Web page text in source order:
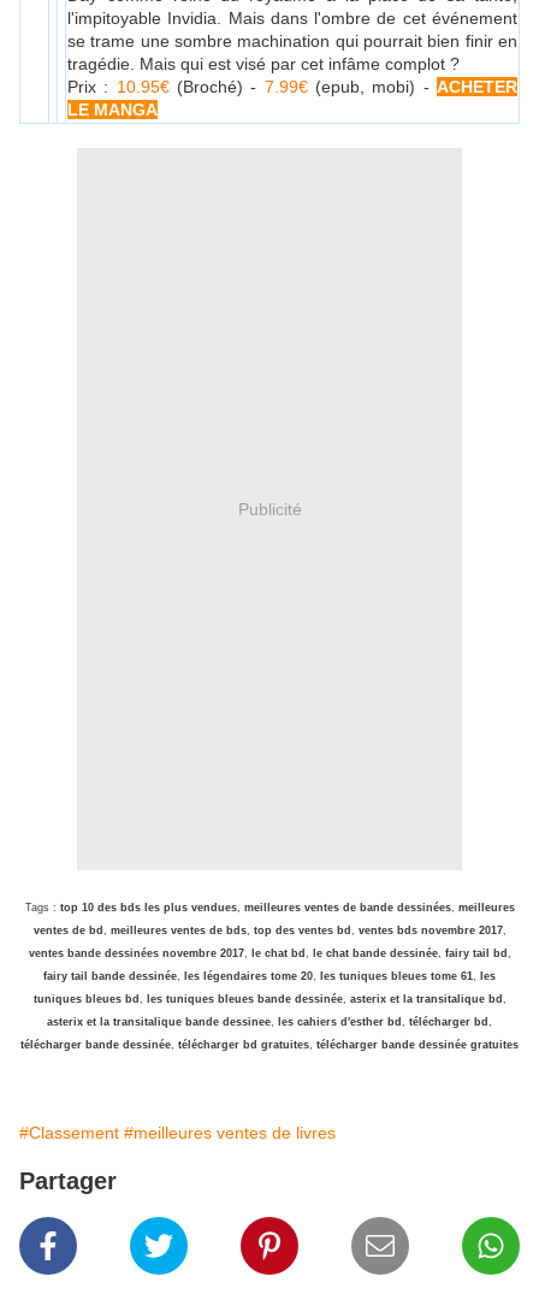
l'impitoyable Invidia. Mais dans l'ombre de cet événement
se trame une sombre machination qui pourrait bien finir en
tragédie. Mais qui est visé par cet infâme complot ?
Prix : 10.95€(Broché) - 7.99€(epub, mobi) -ACHETER
LE MANGA
Publicité
Tags : top 10 des bds les plus vendues, meilleures ventes de bande dessinées, meilleures
ventes de bd , meilleures ventes de bds, top des ventes bd , ventes bds novembre 2017,
ventes bande dessinées novembre 2017, le chat bd , le chat bande dessinée, fairy tail bd ,
fairy tail bande dessinée, les légendaires tome 20, les tuniques bleues tome 61,
les
tuniques bleues bd , les tuniques bleues bande dessinée, asterix et la transitalique bd ,
asterix et la transitalique bande dessinee, les cahiers d'esther bd , télécharger bd ,
télécharger bande dessinée, télécharger bd gratuites, télécharger bande dessinée gratuites
#Classement #meilleures ventes de livres
Partager